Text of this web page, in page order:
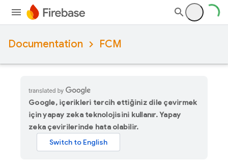
Documentation FCM
Google, içerikleri tercih ettiğiniz dile çevirmek
için yapay zeka teknolojisini kullanır. Yapay
zeka çevirilerinde hata olabilir.